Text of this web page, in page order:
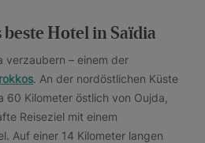
beste Hotel in Saïdia
verzaubern – einem der
. An der nordöstlichen Küste
60 Kilometer östlich von Oujda,
Reiseziel mit einem
Auf einer 14 Kilometer langen